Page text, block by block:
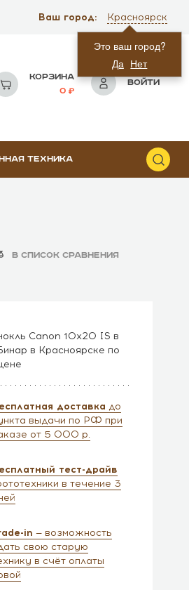
Ваш город:
Это ваш город?
Да Нет
Красноярск
КОРЗИНА
0
ВОЙТИ
ТЕХНИКА
В СПИСОК СРАВНЕНИЯ
Canon 10x20 IS в
в Красноярске по
доставка до
выдачи по РФ при
от 5 000 р.
тест-драйв
в течение 3
in — возможность
свою старую
в счёт оплаты